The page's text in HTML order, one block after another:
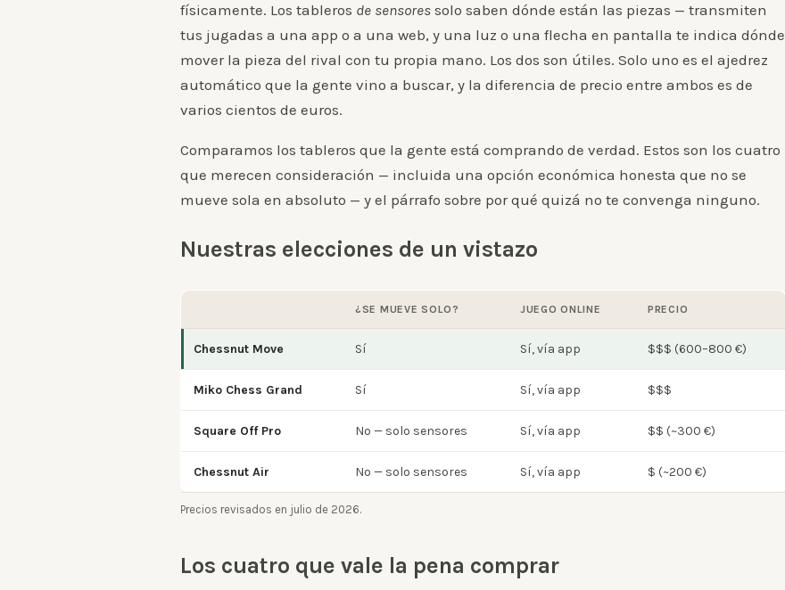
físicamente. Los tableros de sensores solo saben dónde están las piezas — transmiten
tus jugadas a una app o a una web, y una luz o una flecha en pantalla te indica dónde
mover la pieza del rival con tu propia mano. Los dos son útiles. Solo uno es el ajedrez
automático que la gente vino a buscar, y la diferencia de precio entre ambos es de
varios cientos de euros.
Comparamos los tableros que la gente está comprando de verdad. Estos son los cuatro
que merecen consideración — incluida una opción económica honesta que no se
mueve sola en absoluto — y el párrafo sobre por qué quizá no te convenga ninguno.
Nuestras elecciones de un vistazo
Precios revisados en julio de 2026.
¿SE MUEVE SOLO? JUEGO ONLINE PRECIO
Chessnut Move Sí Sí, vía app $$$ (600–800 €)
Miko Chess Grand Sí Sí, vía app $$$
Square Off Pro No — solo sensores Sí, vía app $$ (~300 €)
Chessnut Air No — solo sensores Sí, vía app $ (~200 €)
Los cuatro que vale la pena comprar